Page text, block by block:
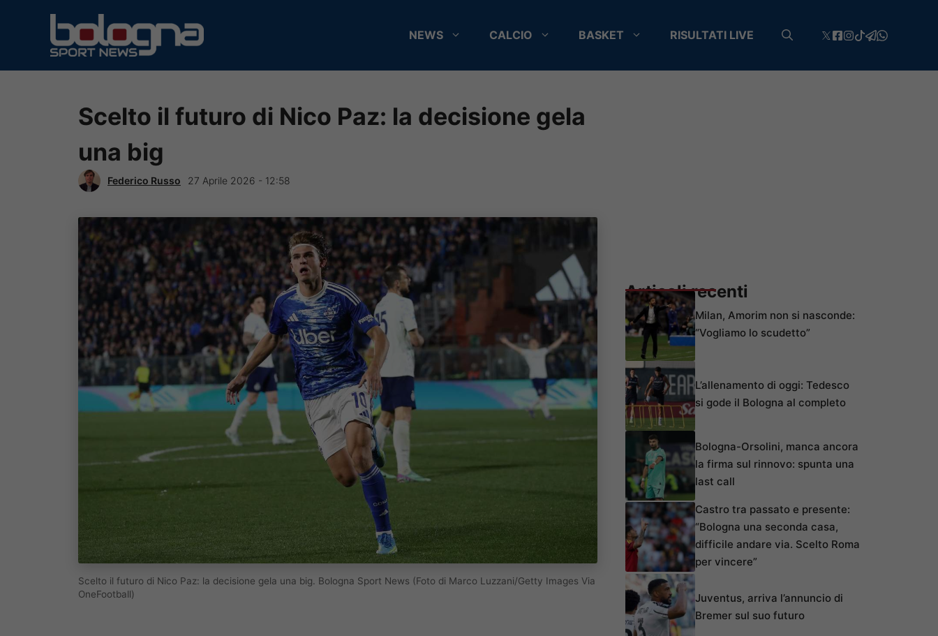
contenuto
NEWS CALCIO BASKET RISULTATI LIVE
Scelto il futuro di Nico Paz: la decisione gela
una big
Federico Russo 27 Aprile 2026 - 12:58
Scelto il futuro di Nico Paz: la decisione gela una big. Bologna Sport News (Foto di Marco Luzzani/Getty Images Via
OneFootball)
Articoli recenti
Milan, Amorim non si nasconde:
“Vogliamo lo scudetto”
L’allenamento di oggi: Tedesco
si gode il Bologna al completo
Bologna-Orsolini, manca ancora
la firma sul rinnovo: spunta una
last call
Castro tra passato e presente:
“Bologna una seconda casa,
difficile andare via. Scelto Roma
per vincere”
Juventus, arriva l’annuncio di
Bremer sul suo futuro